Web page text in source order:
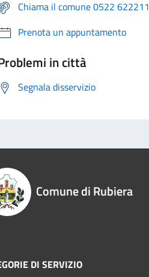
Chiama il comune 0522 622211
Prenota un appuntamento
in città
Segnala disservizio
Comune di Rubiera
DI SERVIZIO